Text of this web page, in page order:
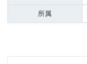
所属